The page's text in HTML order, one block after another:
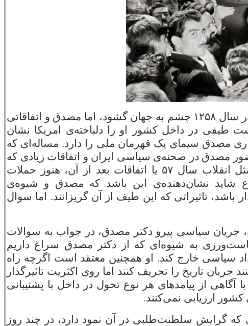
سال ۱۲۵۸ چشم به جهان گشود، اما مصدق و اتفاقاتی
در داخل کشور او را دلباخته‌ی امریکا نشان
مصدق سیمای یک قهرمان ملی را دارد. مساله‌ای که
مصدق در صحنه‌ی سیاسی ایران و اتفاقات زیادی که
انقلاب سال ۵۷ یا اتفاقات بعد از آن، هنوز حملات
شاید نشان‌دهنده‌ی این باشد که مصدق و شیوه‌ی
تاثیراتی که این طیف از آن گریزانند. اما سوال
جریان سیاسی پیرو دکتر مصدق، در جواب به سوالات
به شیوه‌ای که از دکتر مصدق سراغ داریم
سیاسی خارج کند. او همچنین معتقد است اگرچه راه
تاریخ را تحریف کنند اما روی اکثریت تاثیرگذار
از پیامدهای هر نوع تحول در داخل با پشتیبانی
ارزیابی نمی‌کنند.
گرایش سلطنت‌طلبی در آن نمود دارد، در چند روز